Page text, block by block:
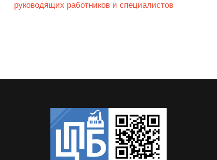
руководящих работников и специалистов